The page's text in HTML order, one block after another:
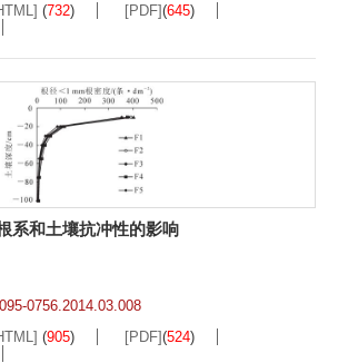
(732) [PDF](645)
系和土壤抗冲性的影响
0756.2014.03.008
(905) [PDF](524)